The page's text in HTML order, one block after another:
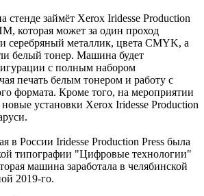
стенде займёт Xerox Iridesse Production
которая может за один проход
серебряный металлик, цвета CMYK, а
белый тонер. Машина будет
с полным набором
печать белым тонером и работу с
формата. Кроме того, на мероприятии
установки Xerox Iridesse Production
в России Iridesse Production Press была
типографии "Цифровые технологии"
машина заработала в челябинской
2019-го.